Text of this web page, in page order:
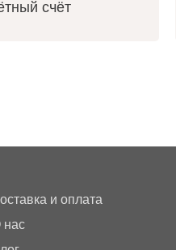
счёт
и оплата
нас